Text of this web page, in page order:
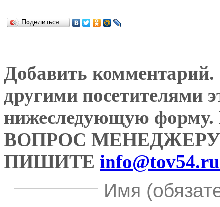
Поделиться…
Добавить комментарий.
другими посетителями
нижеследующую
ВОПРОС
ПИШИТЕ info@tov54.ru
Имя